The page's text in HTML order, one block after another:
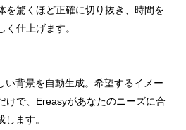
を驚くほど正確に切り抜き、時間を
仕上げます。
い背景を自動生成。希望するイメー
けで、Ereasyがあなたのニーズに合
ます。